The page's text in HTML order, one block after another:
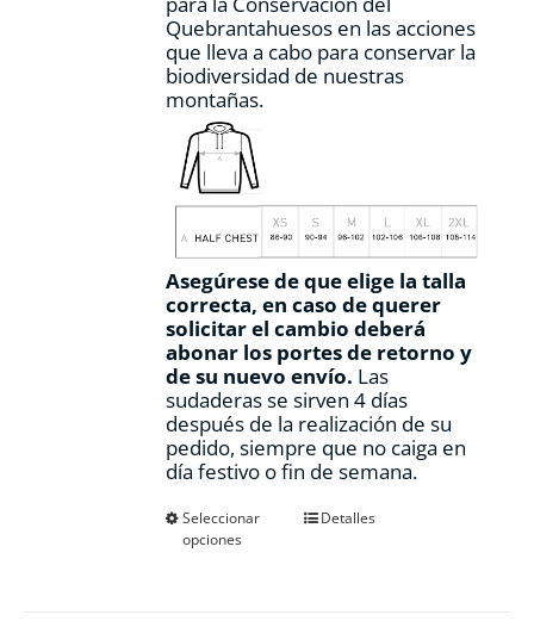
Quebrantahuesos en las acciones
que lleva a cabo para conservar la
biodiversidad de nuestras
montañas.
Asegúrese de que elige la talla
correcta, en caso de querer
solicitar el cambio deberá
abonar los portes de retorno y
de su nuevo envío. Las
sudaderas se sirven 4 días
después de la realización de su
pedido, siempre que no caiga en
día festivo o fin de semana.
Seleccionar
opciones
EsteDetalles